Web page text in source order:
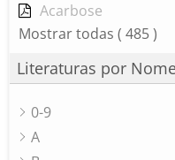
Acarbose
Mostrar todas ( 485 )
Literaturas por
0-9
A